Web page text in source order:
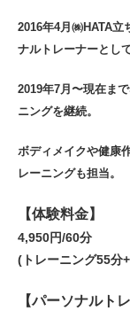
2016年4月㈱HATA立
ナルトレーナーとし
2019年7月〜現在ま
ニングを継続。
ボディメイクや健康
レーニングも担当。
【体験料金】
4,950円/60分
(トレーニング55分
【パーソナルト